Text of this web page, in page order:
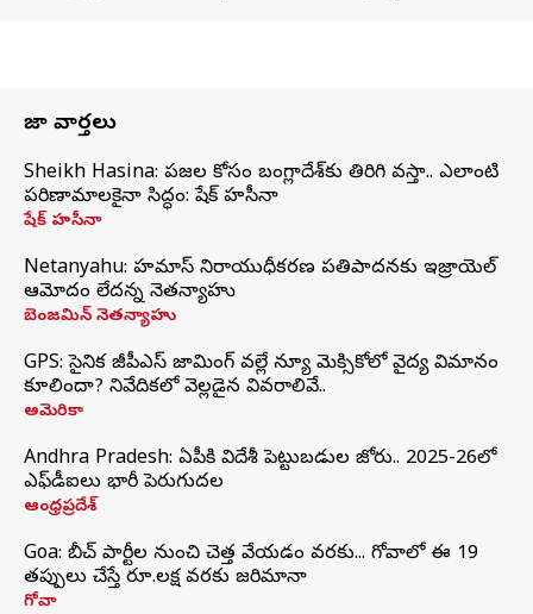
తాజా వార్తలు
Sheikh Hasina: ప్రజల కోసం బంగ్లాదేశ్‌కు తిరిగి వస్తా.. ఎలాంటి
పరిణామాలకైనా సిద్ధం: షేక్ హసీనా
షేక్ హసీనా
Netanyahu: హమాస్ నిరాయుధీకరణ ప్రతిపాదనకు ఇజ్రాయెల్
ఆమోదం లేదన్న నెతన్యాహు
బెంజమిన్ నెతన్యాహు
GPS: సైనిక జీపీఎస్ జామింగ్ వల్లే న్యూ మెక్సికోలో వైద్య విమానం
కూలిందా? నివేదికలో వెల్లడైన వివరాలివే..
అమెరికా
Andhra Pradesh: ఏపీకి విదేశీ పెట్టుబడుల జోరు.. 2025-26లో
ఎఫ్‌డీఐలు భారీ పెరుగుదల
ఆంధ్రప్రదేశ్
Goa: బీచ్ పార్టీల నుంచి చెత్త వేయడం వరకు... గోవాలో ఈ 19
తప్పులు చేస్తే రూ.లక్ష వరకు జరిమానా
గోవా